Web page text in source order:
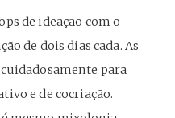
de ideação com o
de dois dias cada. As
para
e de cocriação.